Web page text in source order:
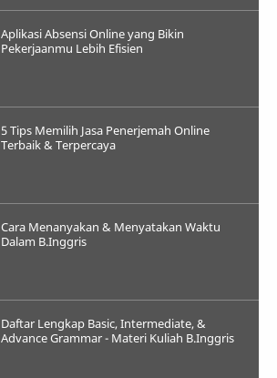
Aplikasi Absensi Online yang Bikin
Pekerjaanmu Lebih Efisien
5 Tips Memilih Jasa Penerjemah Online
Terbaik & Terpercaya
Cara Menanyakan & Menyatakan Waktu
Dalam B.Inggris
Daftar Lengkap Basic, Intermediate, &
Advance Grammar - Materi Kuliah B.Inggris